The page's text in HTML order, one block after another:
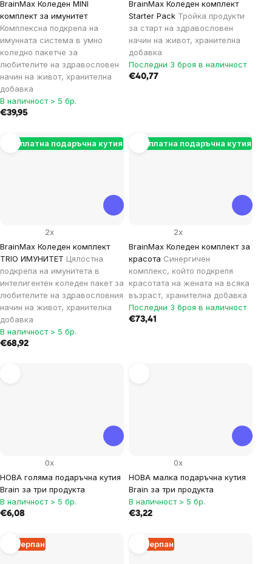
BrainMax Коледен MINI
комплект за имунитет
Комплексна подкрепа на
имунната система в умно
коледно пакетче за
любителите на здравословен
начин на живот, хранителна
добавка
В наличност > 5 бр.
€39,95
BrainMax Коледен комплект
Starter Pack Тройка продукти
за старт на здравословен
начин на живот, хранителна
добавка
Последни 3 броя в наличност
€40,77
Безплатна подаръчна кутия
BrainMax Коледен комплект
TRIO ИМУНИТЕТ Цялостна
подкрепа на имунитета в
интелигентен коледен пакет за
любителите на здравословния
начин на живот, хранителна
добавка
2x
В наличност > 5 бр.
€68,92
Безплатна подаръчна кутия
BrainMax Коледен комплект за
красота Синергичен
комплекс, който подкрепя
красотата на жената на всяка
възраст, хранителна добавка
2x
Последни 3 броя в наличност
€73,41
НОВА голяма подаръчна кутия
Brain за три продукта
0x
В наличност > 5 бр.
€6,08
НОВА малка подаръчна кутия
Brain за три продукта
0x
В наличност > 5 бр.
€3,22
Изчерпан Изчерпан